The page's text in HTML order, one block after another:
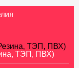
ТЭП, ПВХ)
ТЭП, ПВХ)